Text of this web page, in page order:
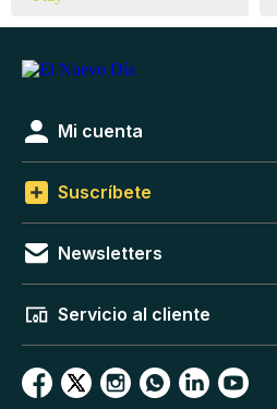
Mi cuenta
Suscríbete
Newsletters
Servicio al cliente